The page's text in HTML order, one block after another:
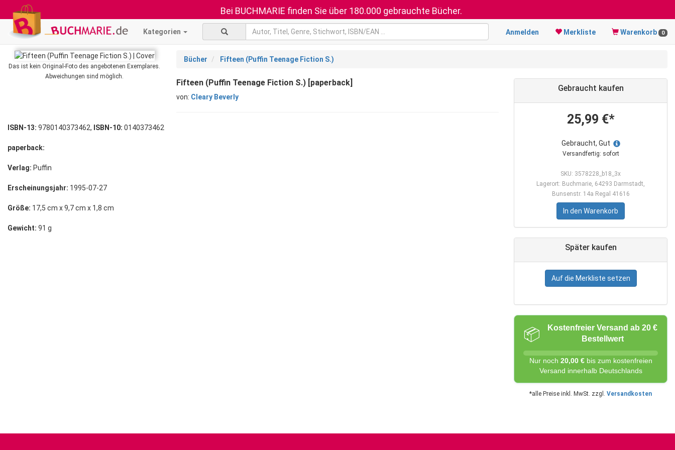
Bei BUCHMARIE finden Sie über 180.000 gebrauchte Bücher.
Kategorien Anmelden Merkliste Warenkorb 0
Das ist kein Original-Foto des angebotenen Exemplares.
Abweichungen sind möglich.
Bücher Fifteen (Puffin Teenage Fiction S.)
Fifteen (Puffin Teenage Fiction S.) [paperback]
von: Cleary Beverly
Gebraucht kaufen
25,99 €*
Gebraucht, Gut
Versandfertig: sofort
SKU: 3578228_b18_3x
Lagerort: Buchmarie, 64293 Darmstadt,
Bunsenstr. 14a Regal 41616
In den Warenkorb
Später kaufen
Auf die Merkliste setzen
📦
Kostenfreier Versand ab 20 €
Bestellwert
Nur noch 20,00 €bis zum kostenfreien
Versand innerhalb Deutschlands
*alle Preise inkl. MwSt. zzgl. Versandkosten
ISBN-13: 9780140373462, ISBN-10: 0140373462
paperback:
Verlag: Puffin
Erscheinungsjahr: 1995-07-27
Größe: 17,5 cm x 9,7 cm x 1,8 cm
Gewicht: 91 g